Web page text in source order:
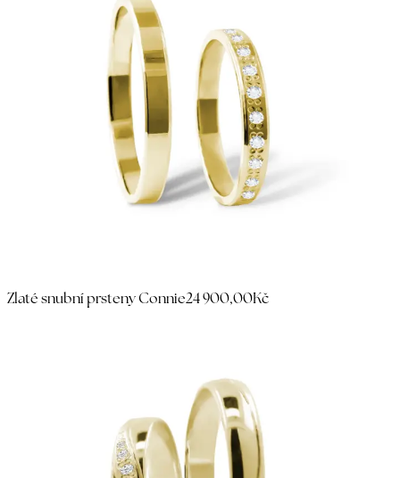
Zlaté snubní prsteny Connie24 900,00Kč